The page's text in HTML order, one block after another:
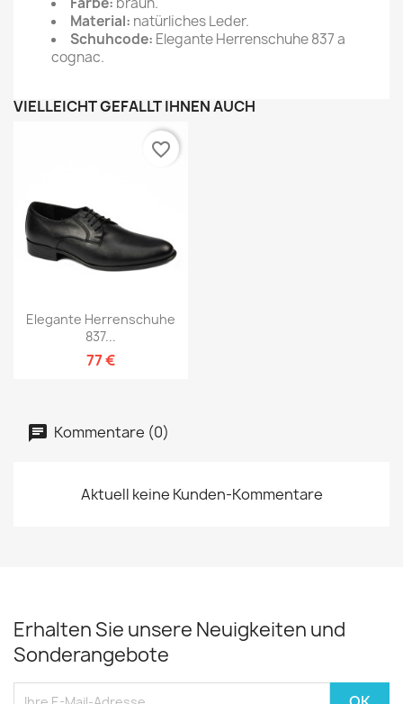
Material: natürliches Leder.
Schuhcode: Elegante Herrenschuhe 837 a
cognac.
VIELLEICHT GEFÄLLT IHNEN AUCH
Elegante Herrenschuhe
837...
77 €
favorite_border
Kommentare (0)
Aktuell keine Kunden-Kommentare
Erhalten Sie unsere Neuigkeiten und
Sonderangebote